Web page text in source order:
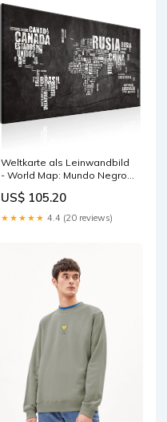
Weltkarte als Leinwandbild
- World Map: Mundo Negro
US$ 105.20
★★★★★ 4.4 (20 reviews)